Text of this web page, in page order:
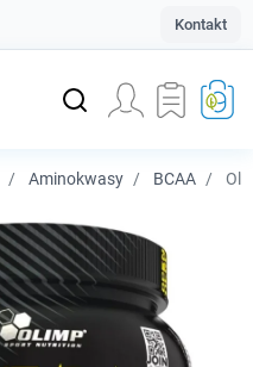
Kontakt
Aminokwasy BCAA